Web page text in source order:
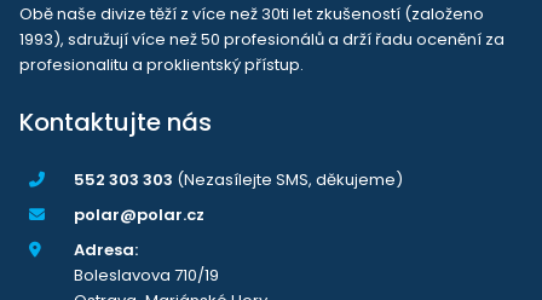
Obě naše divize těží z více než 30ti let zkušeností (založeno
1993), sdružují více než 50 profesionálů a drží řadu ocenění za
profesionalitu a proklientský přístup.
Kontaktujte nás
552 303 303 (Nezasílejte SMS, děkujeme)
polar@polar.cz
Adresa:
Boleslavova 710/19